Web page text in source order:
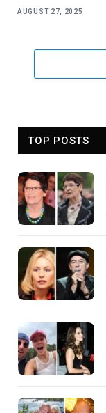
AUGUST 27, 2025
TOP POSTS